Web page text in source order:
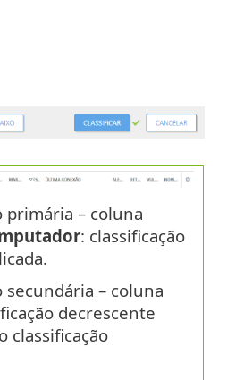
primária – coluna
: classificação
secundária – coluna
decrescente
classificação